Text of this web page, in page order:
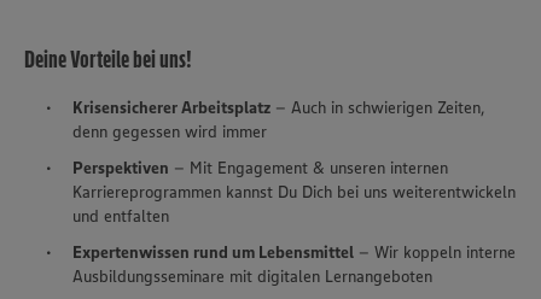
Deine Vorteile bei uns!
Krisensicherer Arbeitsplatz – Auch in schwierigen Zeiten,
denn gegessen wird immer
Perspektiven – Mit Engagement & unseren internen
Karriereprogrammen kannst Du Dich bei uns weiterentwickeln
und entfalten
Expertenwissen rund um Lebensmittel – Wir koppeln interne
Ausbildungsseminare mit digitalen Lernangeboten